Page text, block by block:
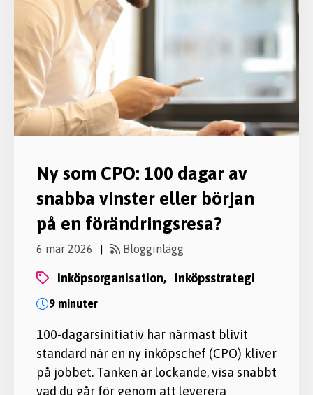
Ny som CPO: 100 dagar av
snabba vinster eller början
på en förändringsresa?
6 mar 2026 | Blogginlägg
inköpsorganisation, inköpsstrategi
9 minuter
100-dagarsinitiativ har närmast blivit
standard när en ny inköpschef (CPO) kliver
på jobbet. Tanken är lockande, visa snabbt
vad du går för genom att leverera